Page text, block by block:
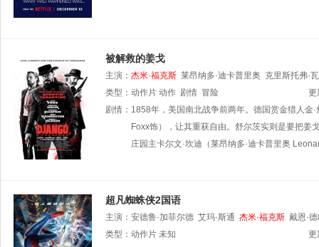
被解救的姜戈
主演： 杰米·福克斯 莱昂纳多·迪卡普里奥 克里斯托弗·
波·塔布琳 弗兰科·内罗 罗伯特·卡拉丁
类型： 动作片 动作 剧情 冒险
更
剧情： 1858年，美国南北战争前两年。德国赏金猎人金
Foxx饰），让其重获自由。舒尔茨实则是要把姜
庄园主卡尔文·坎迪（莱昂纳多·迪卡普里奥
超凡蜘蛛侠2国语
主演： 安德鲁·加菲尔德 艾玛·斯通 杰米·福克斯 戴恩·
尔顿·索克斯 路易斯·坎瑟米 B·J·诺瓦克
类型： 动作片 未知
更